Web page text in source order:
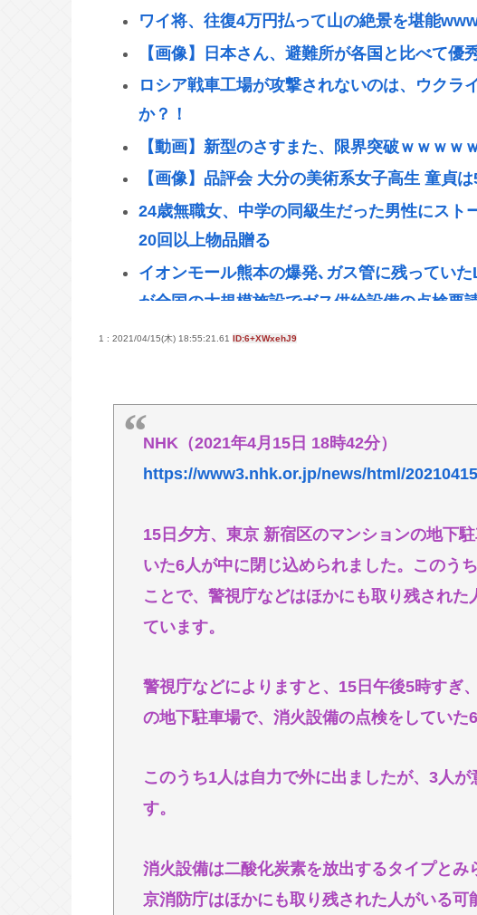
ワイ将、往復4万円払って山の絶景を堪能
【画像】日本さん、避難所が各国と比べて優
ロシア戦車工場が攻撃されないのは、ウクラ
か？！
【動画】新型のさすまた、限界突破ｗｗｗｗ
【画像】品評会 大分の美術系女子高生 童貞
24歳無職女、中学の同級生だった男性にス
20回以上物品贈る
イオンモール熊本の爆発､ガス管に残ってい
が全国の大規模施設でガス供給設備の点検要
【悲報】NHK職員さん、番組出演者から性被
【悲報】無水カレー（トマト缶ドバー）←これ
手巻きタバコとかいうコスパ最強の喫煙方法
母親「下の娘が自閉症じゃなくなった！6年
ズwww
1 : 2021/04/15(木) 18:55:21.61 ID:6+XWxehJ9
NHK（2021年4月15日 18時42分）
https://www3.nhk.or.jp/news/html/
15日夕方、東京 新宿区のマンションの地下
いた6人が中に閉じ込められました。このう
ことで、警視庁などはほかにも取り残され
ています。
警視庁などによりますと、15日午後5時すぎ
の地下駐車場で、消火設備の点検をしていた
このうち1人は自力で外に出ましたが、3人
す。
消火設備は二酸化炭素を放出するタイプと
京消防庁はほかにも取り残された人がいる